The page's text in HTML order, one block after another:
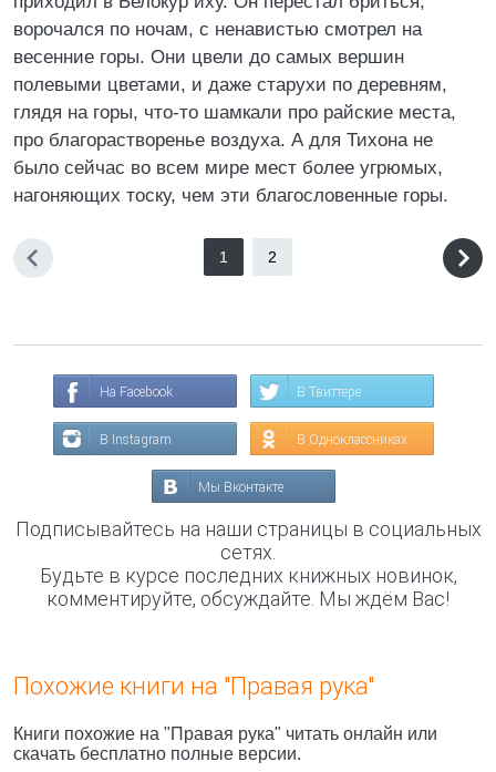
ворочался по ночам, с ненавистью смотрел на
весенние горы. Они цвели до самых вершин
полевыми цветами, и даже старухи по деревням,
глядя на горы, что-то шамкали про райские места,
про благорастворенье воздуха. А для Тихона не
было сейчас во всем мире мест более угрюмых,
нагоняющих тоску, чем эти благословенные горы.
1 2
На Facebook В Твиттере
В Instagram В Одноклассниках
Мы Вконтакте
Подписывайтесь на наши страницы в социальных
сетях.
Будьте в курсе последних книжных новинок,
комментируйте, обсуждайте. Мы ждём Вас!
Похожие книги на "Правая рука"
Книги похожие на "Правая рука" читать онлайн или
скачать бесплатно полные версии.